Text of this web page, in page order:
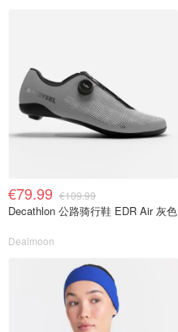
€79.99 €109.99
Decathlon 公路骑行鞋 EDR Air 灰色
Dealmoon